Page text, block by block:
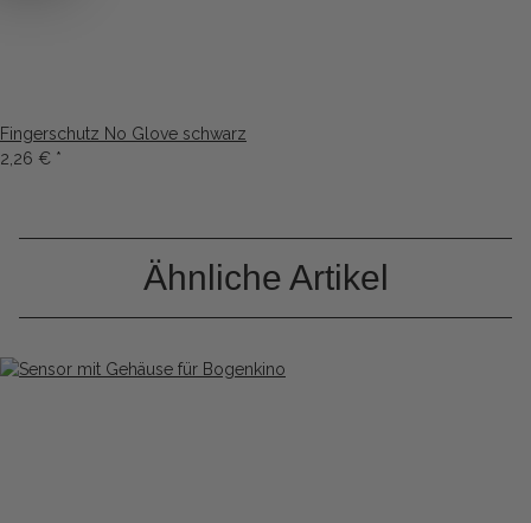
Fingerschutz No Glove schwarz
2,26 € *
Ähnliche Artikel